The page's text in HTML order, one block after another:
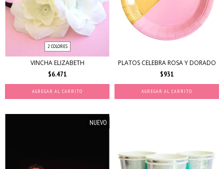
2 COLORES
VINCHA ELIZABETH
$6.471
AGREGAR AL CARRITO
PLATOS CELEBRA ROSA Y DORADO
$931
AGREGAR AL CARRITO
NUEVO